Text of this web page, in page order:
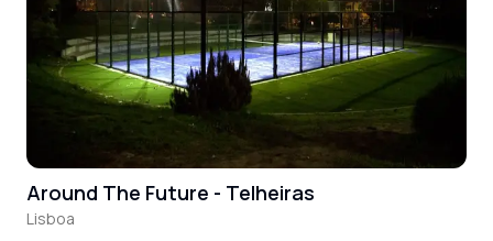
Around The Future - Telheiras
Lisboa